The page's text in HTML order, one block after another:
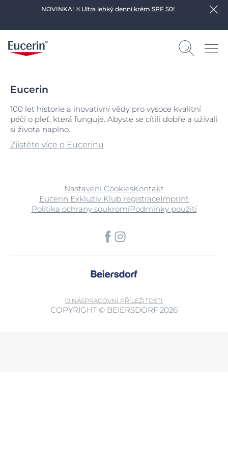
NOVINKA! 🔆 Ultra lehký denní krém SPF 50!
Eucerin
100 let historie a inovativní vědy pro vysoce kvalitní
péči o pleť, která funguje. Abyste se cítili dobře a užívali
si života naplno.
Zjistěte více o Eucerinu
Nastavení CookiesKontakt
Eucerin Exkluziv Klub registraceImprint
Politika ochrany soukromíPodmínky použití
O NÁSPRACOVNÍ PŘÍLEŽITOSTI
COPYRIGHT © BEIERSDORF 2026